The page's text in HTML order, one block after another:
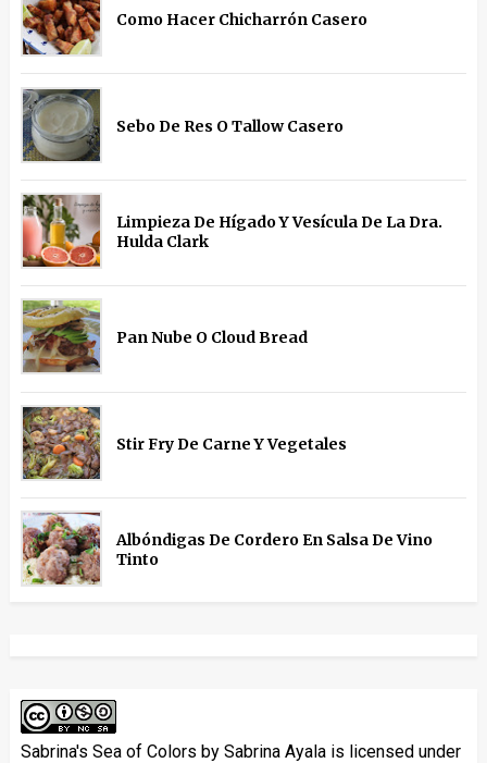
Como Hacer Chicharrón Casero
Sebo De Res O Tallow Casero
Limpieza De Hígado Y Vesícula De La Dra.
Hulda Clark
Pan Nube O Cloud Bread
Stir Fry De Carne Y Vegetales
Albóndigas De Cordero En Salsa De Vino
Tinto
Sabrina's Sea of Colors by Sabrina Ayalais licensed under